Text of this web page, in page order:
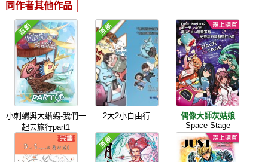
同作者其他作品
小刺蝟與大蜥蜴-我們一
起去旅行part1
2大2小自由行
偶像大師灰姑娘
Space Stage